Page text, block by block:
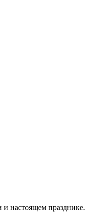
и настоящем празднике.